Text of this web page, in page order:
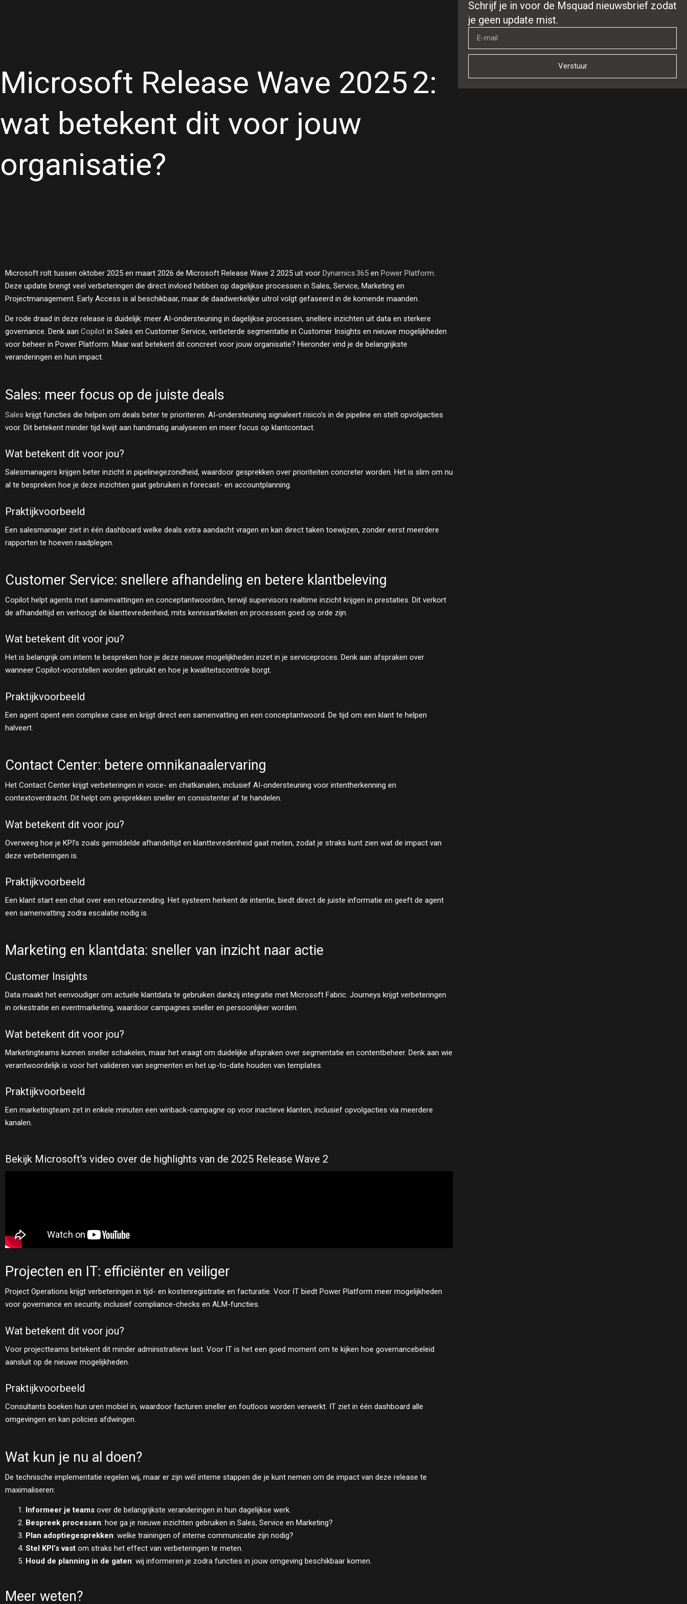
Microsoft Release Wave 2025 2:
wat betekent dit voor jouw
organisatie?
Microsoft rolt tussen oktober 2025 en maart 2026 de Microsoft Release Wave 2 2025 uit voor Dynamics 365 en Power Platform.
Deze update brengt veel verbeteringen die direct invloed hebben op dagelijkse processen in Sales, Service, Marketing en
Projectmanagement. Early Access is al beschikbaar, maar de daadwerkelijke uitrol volgt gefaseerd in de komende maanden.
De rode draad in deze release is duidelijk: meer AI-ondersteuning in dagelijkse processen, snellere inzichten uit data en sterkere
governance. Denk aan Copilot in Sales en Customer Service, verbeterde segmentatie in Customer Insights en nieuwe mogelijkheden
voor beheer in Power Platform. Maar wat betekent dit concreet voor jouw organisatie? Hieronder vind je de belangrijkste
veranderingen en hun impact.
Sales: meer focus op de juiste deals
Sales krijgt functies die helpen om deals beter te prioriteren. AI-ondersteuning signaleert risico’s in de pipeline en stelt opvolgacties
voor. Dit betekent minder tijd kwijt aan handmatig analyseren en meer focus op klantcontact.
Wat betekent dit voor jou?
Salesmanagers krijgen beter inzicht in pipelinegezondheid, waardoor gesprekken over prioriteiten concreter worden. Het is slim om nu
al te bespreken hoe je deze inzichten gaat gebruiken in forecast- en accountplanning.
Praktijkvoorbeeld
Een salesmanager ziet in één dashboard welke deals extra aandacht vragen en kan direct taken toewijzen, zonder eerst meerdere
rapporten te hoeven raadplegen.
Customer Service: snellere afhandeling en betere klantbeleving
Copilot helpt agents met samenvattingen en conceptantwoorden, terwijl supervisors realtime inzicht krijgen in prestaties. Dit verkort
de afhandeltijd en verhoogt de klanttevredenheid, mits kennisartikelen en processen goed op orde zijn.
Wat betekent dit voor jou?
Het is belangrijk om intern te bespreken hoe je deze nieuwe mogelijkheden inzet in je serviceproces. Denk aan afspraken over
wanneer Copilot-voorstellen worden gebruikt en hoe je kwaliteitscontrole borgt.
Praktijkvoorbeeld
Een agent opent een complexe case en krijgt direct een samenvatting en een conceptantwoord. De tijd om een klant te helpen
halveert.
Contact Center: betere omnikanaalervaring
Het Contact Center krijgt verbeteringen in voice- en chatkanalen, inclusief AI-ondersteuning voor intentherkenning en
contextoverdracht. Dit helpt om gesprekken sneller en consistenter af te handelen.
Wat betekent dit voor jou?
Overweeg hoe je KPI’s zoals gemiddelde afhandeltijd en klanttevredenheid gaat meten, zodat je straks kunt zien wat de impact van
deze verbeteringen is.
Praktijkvoorbeeld
Een klant start een chat over een retourzending. Het systeem herkent de intentie, biedt direct de juiste informatie en geeft de agent
een samenvatting zodra escalatie nodig is.
Marketing en klantdata: sneller van inzicht naar actie
Customer Insights
Data maakt het eenvoudiger om actuele klantdata te gebruiken dankzij integratie met Microsoft Fabric. Journeys krijgt verbeteringen
in orkestratie en eventmarketing, waardoor campagnes sneller en persoonlijker worden.
Wat betekent dit voor jou?
Marketingteams kunnen sneller schakelen, maar het vraagt om duidelijke afspraken over segmentatie en contentbeheer. Denk aan wie
verantwoordelijk is voor het valideren van segmenten en het up-to-date houden van templates.
Praktijkvoorbeeld
Een marketingteam zet in enkele minuten een winback-campagne op voor inactieve klanten, inclusief opvolgacties via meerdere
kanalen.
Bekijk Microsoft's video over de highlights van de 2025 Release Wave 2
Projecten en IT: efficiënter en veiliger
Project Operations krijgt verbeteringen in tijd- en kostenregistratie en facturatie. Voor IT biedt Power Platform meer mogelijkheden
voor governance en security, inclusief compliance-checks en ALM-functies.
Wat betekent dit voor jou?
Voor projectteams betekent dit minder administratieve last. Voor IT is het een goed moment om te kijken hoe governancebeleid
aansluit op de nieuwe mogelijkheden.
Praktijkvoorbeeld
Consultants boeken hun uren mobiel in, waardoor facturen sneller en foutloos worden verwerkt. IT ziet in één dashboard alle
omgevingen en kan policies afdwingen.
Wat kun je nu al doen?
De technische implementatie regelen wij, maar er zijn wél interne stappen die je kunt nemen om de impact van deze release te
maximaliseren:
Informeer je teams over de belangrijkste veranderingen in hun dagelijkse werk.
Bespreek processen: hoe ga je nieuwe inzichten gebruiken in Sales, Service en Marketing?
Plan adoptiegesprekken: welke trainingen of interne communicatie zijn nodig?
Stel KPI’s vast om straks het effect van verbeteringen te meten.
Houd de planning in de gaten: wij informeren je zodra functies in jouw omgeving beschikbaar komen.
Meer weten?
Schrijf je in voor de Msquad nieuwsbrief zodat
je geen update mist.
Verstuur